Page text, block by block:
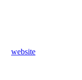
website